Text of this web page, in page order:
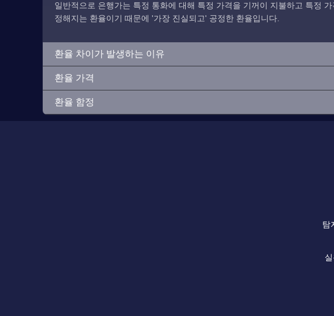
일반적으로 은행가는 특정 통화에 대해 특정 가격을 기꺼이 지불하고 특정
정해지는 환율이기 때문에 '가장 진실되고' 공정한 환율입니다.
환율 차이가 발생하는 이유
환율 가격
환율 함정
탐